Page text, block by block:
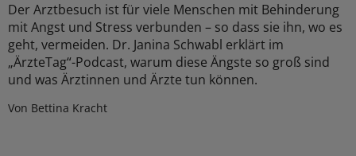
Der Arztbesuch ist für viele Menschen mit Behinderung
mit Angst und Stress verbunden – so dass sie ihn, wo es
geht, vermeiden. Dr. Janina Schwabl erklärt im
„ÄrzteTag“-Podcast, warum diese Ängste so groß sind
und was Ärztinnen und Ärzte tun können.
Von Bettina Kracht